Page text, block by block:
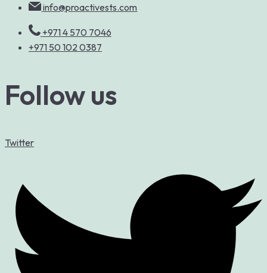
info@proactivests.com
+971 4 570 7046
+971 50 102 0387
Follow us
Twitter